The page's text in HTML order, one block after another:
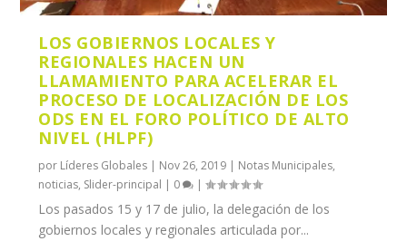
LOS GOBIERNOS LOCALES Y
REGIONALES HACEN UN
LLAMAMIENTO PARA ACELERAR EL
PROCESO DE LOCALIZACIÓN DE LOS
ODS EN EL FORO POLÍTICO DE ALTO
NIVEL (HLPF)
por Líderes Globales | Nov 26, 2019 | Notas Municipales,
noticias, Slider-principal | 0 |
Los pasados ​​15 y 17 de julio, la delegación de los
gobiernos locales y regionales articulada por...